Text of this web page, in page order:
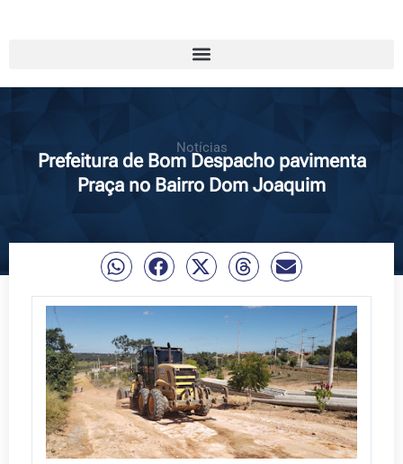
Notícias
Prefeitura de Bom Despacho pavimenta
Praça no Bairro Dom Joaquim